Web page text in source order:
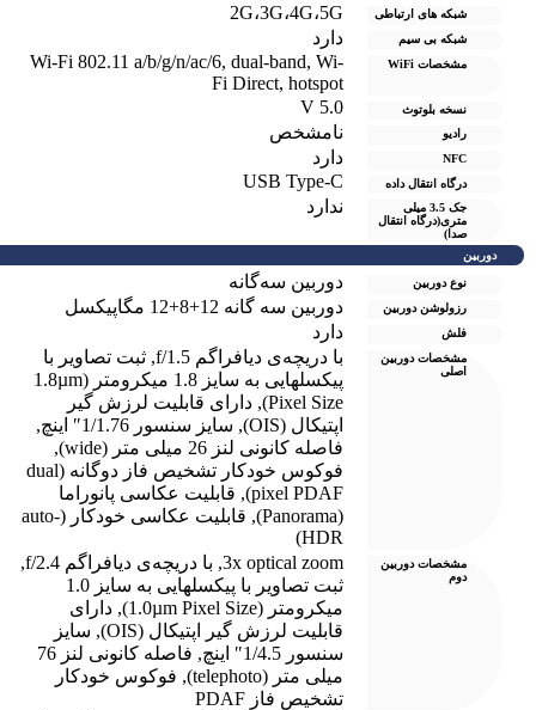
شبکه های ارتباطی 2G،3G،4G،5G
شبکه بی سیم دارد
مشخصات WiFi
Wi-Fi 802.11 a/b/g/n/ac/6, dual-band, Wi-
Fi Direct, hotspot
نسخه بلوتوث V 5.0
رادیو نامشخص
NFC دارد
درگاه انتقال داده USB Type-C
جک 3.5 میلی
متری(درگاه انتقال
صدا)
ندارد
دوربین
نوع دوربین دوربین سه‌گانه
رزولوشن دوربين دوربین سه گانه 12+8+12 مگاپیکسل
فلش دارد
مشخصات دوربین
اصلی
با دریچه‌ی دیافراگم f/1.5 ,ثبت تصاویر با
پیکسل‎هایی به سایز 1.8 میکرومتر (1.8µm
Pixel Size)
,دارای قابلیت لرزش گیر
اپتیکال (OIS)
,سایز سنسور 1/1.76″ اینچ
,
فاصله کانونی لنز 26 میلی متر (wide)
,
فوکوس خودکار تشخیص فاز دوگانه (dual
pixel PDAF)
,قابلیت عکاسی پانوراما
,
قابلیت عکاسی خودکار (auto-
HDR)
مشخصات دوربین
دوم
3x optical zoom
,با دریچه‌ی دیافراگم f/2.4
,
ثبت تصاویر با پیکسل‎هایی به سایز 1.0
میکرومتر (1.0µm Pixel Size)
,دارای
قابلیت لرزش گیر اپتیکال (OIS)
,سایز
سنسور 1/4.5″ اینچ
,
فاصله کانونی لنز 76
میلی متر (telephoto)
,فوکوس خودکار
تشخیص فاز PDAF